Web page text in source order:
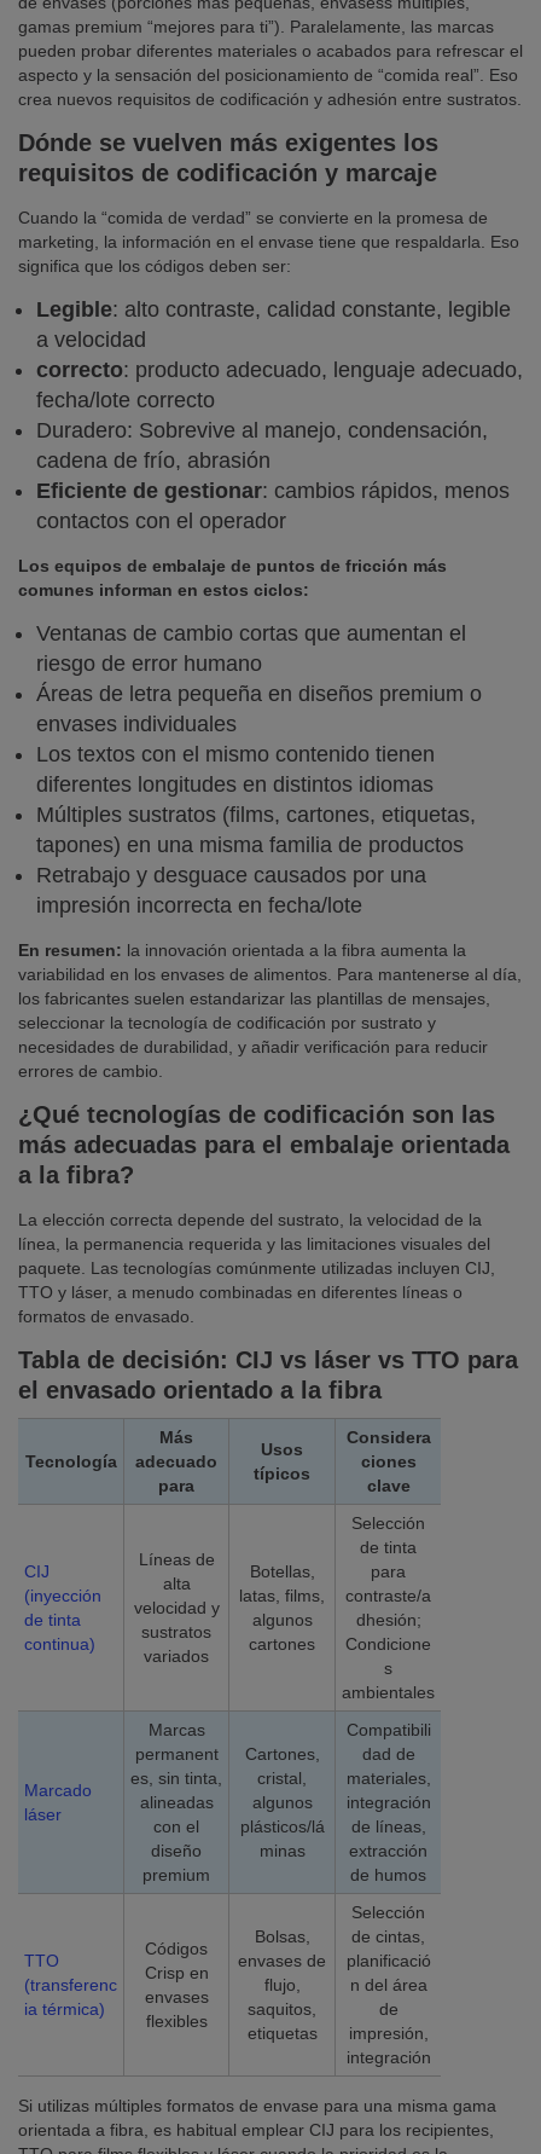
gamas premium “mejores para ti”). Paralelamente, las marcas
pueden probar diferentes materiales o acabados para refrescar el
aspecto y la sensación del posicionamiento de “comida real”. Eso
crea nuevos requisitos de codificación y adhesión entre sustratos.
Dónde se vuelven más exigentes los
requisitos de codificación y marcaje
Cuando la “comida de verdad” se convierte en la promesa de
marketing, la información en el envase tiene que respaldarla. Eso
significa que los códigos deben ser:
Legible: alto contraste, calidad constante, legible
a velocidad
correcto: producto adecuado, lenguaje adecuado,
fecha/lote correcto
Duradero: Sobrevive al manejo, condensación,
cadena de frío, abrasión
Eficiente de gestionar: cambios rápidos, menos
contactos con el operador
Los equipos de embalaje de puntos de fricción más
comunes informan en estos ciclos:
Ventanas de cambio cortas que aumentan el
riesgo de error humano
Áreas de letra pequeña en diseños premium o
envases individuales
Los textos con el mismo contenido tienen
diferentes longitudes en distintos idiomas
Múltiples sustratos (films, cartones, etiquetas,
tapones) en una misma familia de productos
Retrabajo y desguace causados por una
impresión incorrecta en fecha/lote
En resumen: la innovación orientada a la fibra aumenta la
variabilidad en los envases de alimentos. Para mantenerse al día,
los fabricantes suelen estandarizar las plantillas de mensajes,
seleccionar la tecnología de codificación por sustrato y
necesidades de durabilidad, y añadir verificación para reducir
errores de cambio.
¿Qué tecnologías de codificación son las
más adecuadas para el embalaje orientada
a la fibra?
La elección correcta depende del sustrato, la velocidad de la
línea, la permanencia requerida y las limitaciones visuales del
paquete. Las tecnologías comúnmente utilizadas incluyen CIJ,
TTO y láser, a menudo combinadas en diferentes líneas o
formatos de envasado.
Tabla de decisión: CIJ vs láser vs TTO para
el envasado orientado a la fibra
Tecnología
Más
adecuado
para
Usos
típicos
Considera
ciones
clave
CIJ
(inyección
de tinta
continua)
Líneas de
alta
velocidad y
sustratos
variados
Botellas,
latas, films,
algunos
cartones
Selección
de tinta
para
contraste/a
dhesión;
Condicione
s
ambientales
Marcado
láser
Marcas
permanent
es, sin tinta,
alineadas
con el
diseño
premium
Cartones,
cristal,
algunos
plásticos/lá
minas
Compatibili
dad de
materiales,
integración
de líneas,
extracción
de humos
TTO
(transferenc
ia térmica)
Códigos
Crisp en
envases
flexibles
Bolsas,
envases de
flujo,
saquitos,
etiquetas
Selección
de cintas,
planificació
n del área
de
impresión,
integración
Si utilizas múltiples formatos de envase para una misma gama
orientada a fibra, es habitual emplear CIJ para los recipientes,